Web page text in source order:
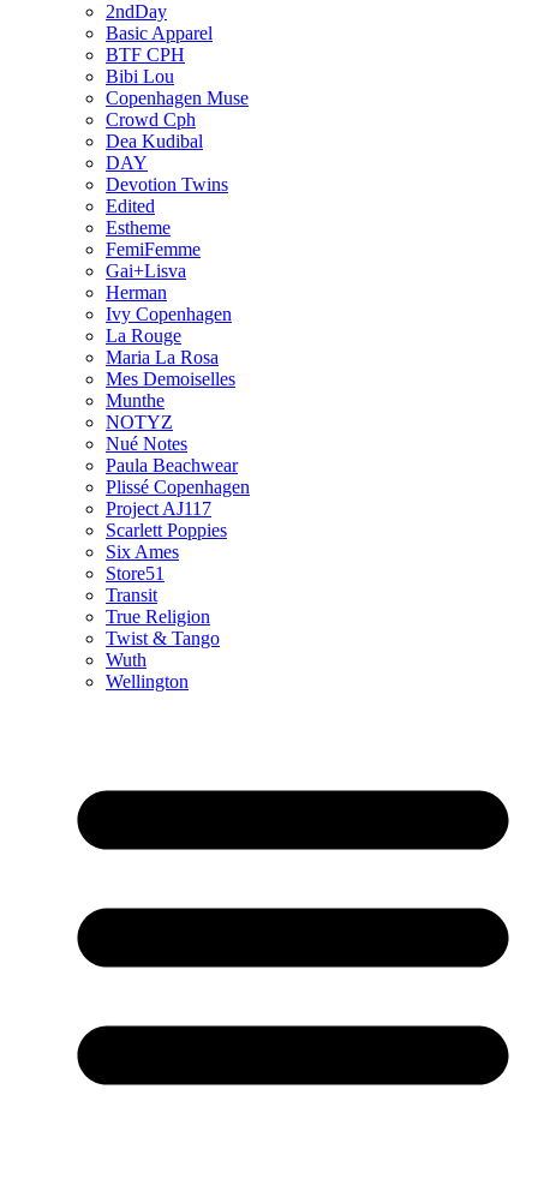
2ndDay
Basic Apparel
BTF CPH
Bibi Lou
Copenhagen Muse
Crowd Cph
Dea Kudibal
DAY
Devotion Twins
Edited
Estheme
FemiFemme
Gai+Lisva
Herman
Ivy Copenhagen
La Rouge
Maria La Rosa
Mes Demoiselles
Munthe
NOTYZ
Nué Notes
Paula Beachwear
Plissé Copenhagen
Project AJ117
Scarlett Poppies
Six Ames
Store51
Transit
True Religion
Twist & Tango
Wuth
Wellington